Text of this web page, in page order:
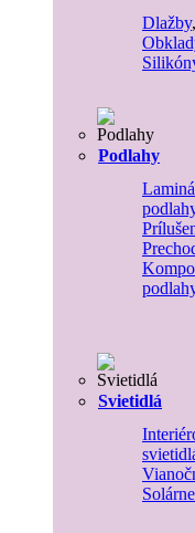
Dlažby,
Podlahy
Svietidlá